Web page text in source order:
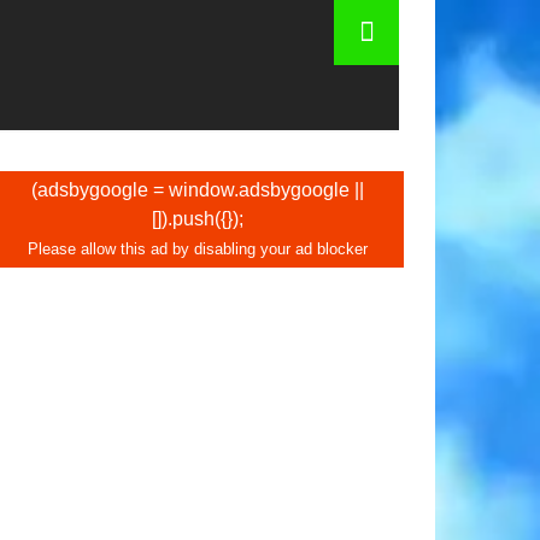
e mercados em Amsterdã
(adsbygoogle = window.adsbygoogle ||
[]).push({});